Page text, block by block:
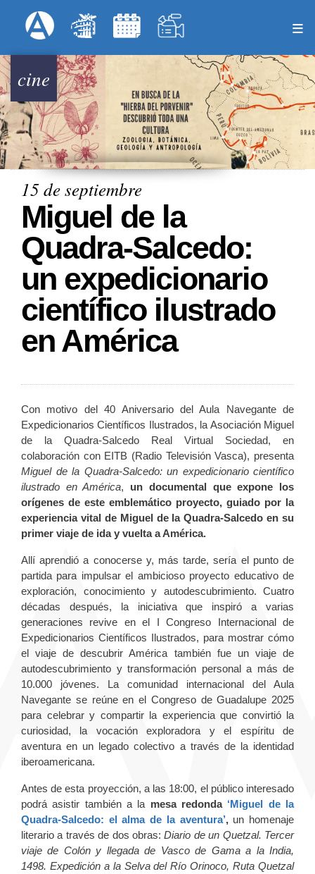
al
principal
Menú Superior
cine
15 de septiembre
Miguel de la
Quadra-Salcedo:
un expedicionario
científico ilustrado
en América
Con motivo del 40 Aniversario del Aula Navegante de
Expedicionarios Científicos Ilustrados, la Asociación Miguel
de la Quadra-Salcedo Real Virtual Sociedad, en
colaboración con EITB (Radio Televisión Vasca), presenta
Miguel de la Quadra-Salcedo: un expedicionario científico
ilustrado en América, un documental que expone los
orígenes de este emblemático proyecto, guiado por la
experiencia vital de Miguel de la Quadra-Salcedo en su
primer viaje de ida y vuelta a América.
Allí aprendió a conocerse y, más tarde, sería el punto de
partida para impulsar el ambicioso proyecto educativo de
exploración, conocimiento y autodescubrimiento. Cuatro
décadas después, la iniciativa que inspiró a varias
generaciones revive en el I Congreso Internacional de
Expedicionarios Científicos Ilustrados, para mostrar cómo
el viaje de descubrir América también fue un viaje de
autodescubrimiento y transformación personal a más de
10.000 jóvenes. La comunidad internacional del Aula
Navegante se reúne en el Congreso de Guadalupe 2025
para celebrar y compartir la experiencia que convirtió la
curiosidad, la vocación exploradora y el espíritu de
aventura en un legado colectivo a través de la identidad
iberoamericana.
Antes de esta proyección, a las 18:00, el público interesado
podrá asistir también a la mesa redonda ‘Miguel de la
Quadra-Salcedo: el alma de la aventura’,un homenaje
literario a través de dos obras:Diario de un Quetzal. Tercer
viaje de Colón y llegada de Vasco de Gama a la India,
1498. Expedición a la Selva del Río Orinoco, Ruta Quetzal